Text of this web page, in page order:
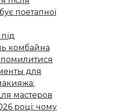
поетапної
комбайна
помилитися
для
мастеров
році: чому